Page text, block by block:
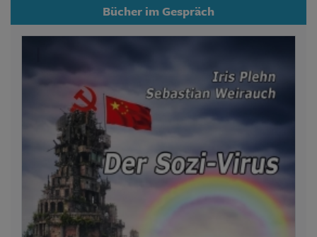
Bücher im Gespräch